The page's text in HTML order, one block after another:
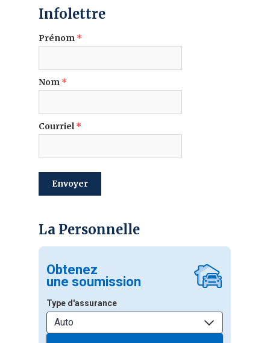
Infolettre
Prénom *
Nom *
Courriel*
envoyer
La Personnelle